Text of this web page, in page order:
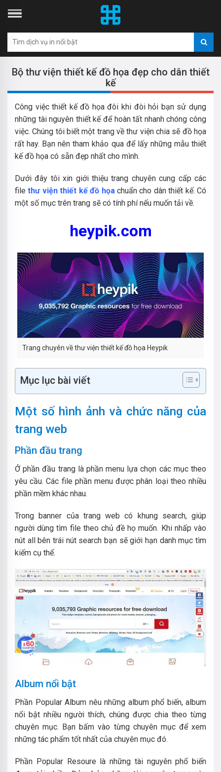
Bộ thư viện thiết kế đồ họa đẹp cho dân thiết
kế
Công việc thiết kế đồ họa đôi khi đòi hỏi bạn sử dụng
những tài nguyên thiết kế để hoàn tất nhanh chóng công
việc.Chúng tôi biết một trang về thư viện chia sẽ đồ họa
rất hay. Bạn nên tham khảo qua để lấy những mẫu thiết
kế đồ họa có sẵn đẹp nhất cho mình.
Dưới đây tôi xin giới thiệu trang chuyên cung cấp các
filethư viện thiết kế đồ họachuẩn cho dân thiết kế. Có
một số mục trên trang sẽ có tính phí nếu muốn tải về.
heypik.com
Trang chuyên về thư viện thiết kế đồ họa Heypik
Mục lục bài viết
Một số hình ảnh và chức năng của
trang web
Phần đầu trang
Ở phần đầu trang là phần menu lựa chọn các mục theo
yêu cầu. Các file phần menu được phân loại theo nhiều
phần mềm khác nhau.
Trong banner của trang web có khung search, giúp
người dùng tìm file theo chủ đề họ muốn. Khi nhấp vào
nút all bên trái nút search bạn sẽ giới hạn danh mục tìm
kiếm cụ thể.
Album nổi bật
Phần Popular Album nêu những album phổ biến, album
nổi bật nhiều người thích, chúng được chia theo từng
chuyên mục. Bạn bấm vào từng chuyên mục để xem
những tác phẩm tốt nhất của chuyên mục đó.
Phần Popular Resoure là những tài nguyên phổ biến